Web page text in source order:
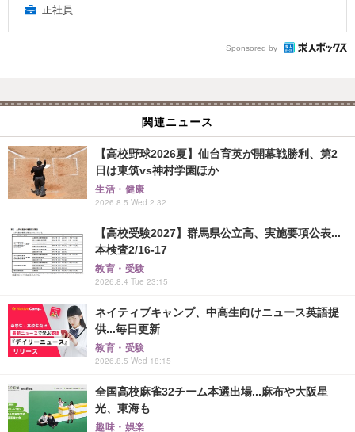
正社員
Sponsored by
関連ニュース
【高校野球2026夏】仙台育英が開幕戦勝利、第2
日は東筑vs神村学園ほか
生活・健康
2026.8.5 Wed 2:32
【高校受験2027】群馬県公立高、実施要項公表...
本検査2/16-17
教育・受験
2026.8.4 Tue 23:15
ネイティブキャンプ、中高生向けニュース英語提
供...毎日更新
教育・受験
2026.8.5 Wed 18:15
全国高校麻雀32チーム本選出場...麻布や大阪星
光、東海も
趣味・娯楽